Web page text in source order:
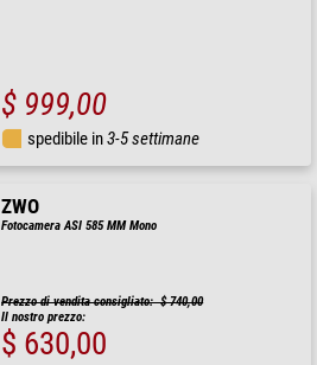
$ 999,00
spedibile in3-5 settimane
ZWO
Fotocamera ASI 585 MM Mono
Prezzo di vendita consigliato: $ 740,00
Il nostro prezzo:
$ 630,00